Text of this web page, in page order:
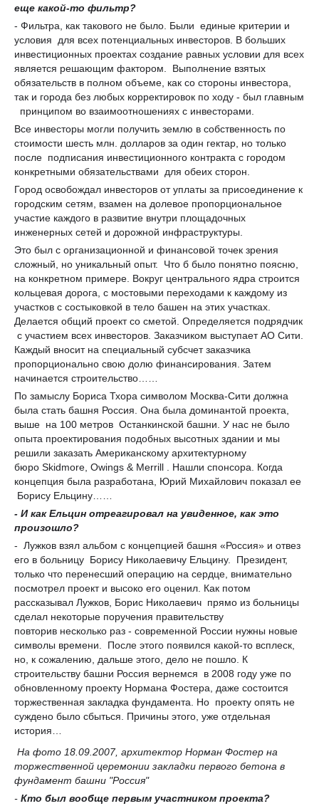
еще какой-то фильтр?
- Фильтра, как такового не было. Были единые критерии и
условия для всех потенциальных инвесторов. В больших
инвестиционных проектах создание равных условии для всех
является решающим фактором. Выполнение взятых
обязательств в полном объеме, как со стороны инвестора,
так и города без любых корректировок по ходу - был главным
принципом во взаимоотношениях с инвесторами.
Все инвесторы могли получить землю в собственность по
стоимости шесть млн. долларов за один гектар, но только
после подписания инвестиционного контракта с городом
конкретными обязательствами для обеих сторон.
Город освобождал инвесторов от уплаты за присоединение к
городским сетям, взамен на долевое пропорциональное
участие каждого в развитие внутри площадочных
инженерных сетей и дорожной инфраструктуры.
Это был с организационной и финансовой точек зрения
сложный, но уникальный опыт. Что б было понятно поясню,
на конкретном примере. Вокруг центрального ядра строится
кольцевая дорога, с мостовыми переходами к каждому из
участков с состыковкой в тело башен на этих участках.
Делается общий проект со сметой. Определяется подрядчик
с участием всех инвесторов. Заказчиком выступает АО Сити.
Каждый вносит на специальный субсчет заказчика
пропорционально свою долю финансирования. Затем
начинается строительство……
По замыслу Бориса Тхора символом Москва-Сити должна
была стать башня Россия. Она была доминантой проекта,
выше на 100 метров Останкинской башни. У нас не было
опыта проектирования подобных высотных здании и мы
решили заказать Американскому архитектурному
бюро Skidmore, Owings & Merrill . Нашли спонсора. Когда
концепция была разработана, Юрий Михайлович показал ее
Борису Ельцину……
- И как Ельцин отреагировал на увиденное, как это
произошло?
- Лужков взял альбом с концепцией башня «Россия» и отвез
его в больницу Борису Николаевичу Ельцину. Президент,
только что перенесший операцию на сердце, внимательно
посмотрел проект и высоко его оценил. Как потом
рассказывал Лужков, Борис Николаевич прямо из больницы
сделал некоторые поручения правительству
повторив несколько раз - современной России нужны новые
символы времени. После этого появился какой-то всплеск,
но, к сожалению, дальше этого, дело не пошло. К
строительству башни Россия вернемся в 2008 году уже по
обновленному проекту Нормана Фостера, даже состоится
торжественная закладка фундамента. Но проекту опять не
суждено было сбыться. Причины этого, уже отдельная
история…
На фото 18.09.2007, архитектор Норман Фостер на
торжественной церемонии закладки первого бетона в
фундамент башни "Россия"
- Кто был вообще первым участником проекта?